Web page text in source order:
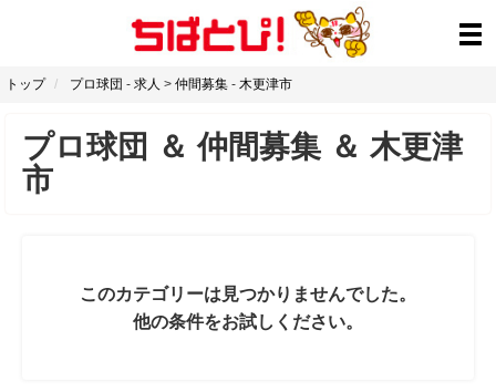
トップ プロ球団 - 求人 > 仲間募集 - 木更津市
プロ球団 ＆仲間募集 ＆ 木更津
市
このカテゴリーは見つかりませんでした。
他の条件をお試しください。